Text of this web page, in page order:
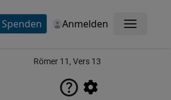
Spenden Anmelden Menü
Römer 11, Vers 13